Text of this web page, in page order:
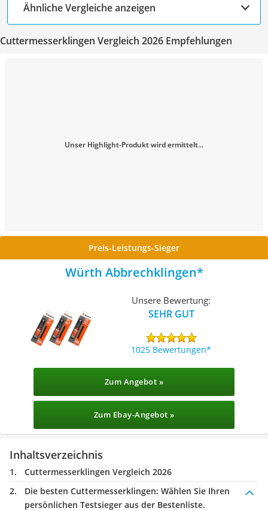
Ähnliche Vergleiche anzeigen
Cuttermesserklingen Vergleich 2026 Empfehlungen
Unser Highlight-Produkt wird ermittelt...
Preis-Leistungs-Sieger
Würth Abbrechklingen
Unsere Bewertung:
SEHR GUT
1025 Bewertungen
Zum Angebot »
Zum Ebay-Angebot »
Inhaltsverzeichnis
Cuttermesserklingen Vergleich 2026
Die besten Cuttermesserklingen: Wählen Sie Ihren
persönlichen Testsieger aus der Bestenliste.